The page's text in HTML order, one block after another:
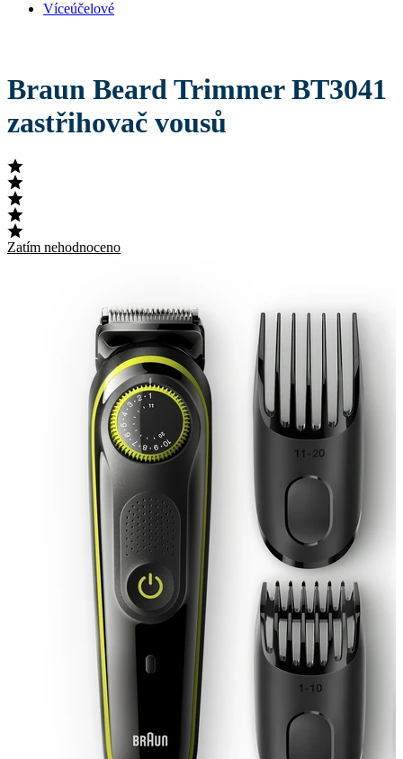
Víceúčelové
Braun Beard Trimmer BT3041
zastřihovač vousů
Zatím nehodnoceno